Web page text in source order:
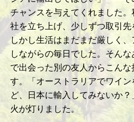
チャンスを与えてくれました
社を立ち上げ、少しずつ取引先
しかし生活はまだまだ厳しく
しながらの毎日でした。そん
で出会った別の友人からこん
す。「オーストラリアでワイ
ど、日本に輸入してみないか
火が灯りました。